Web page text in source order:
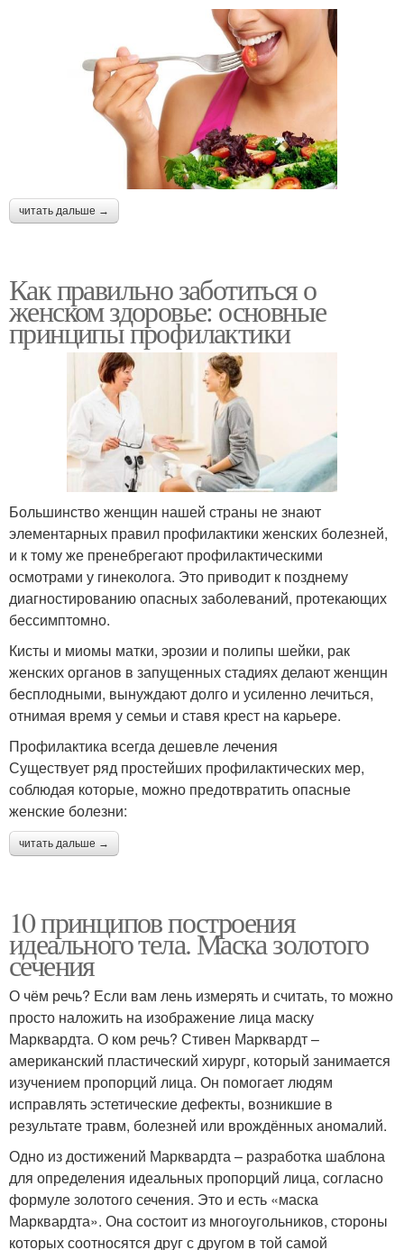
читать дальше →
Как правильно заботиться о
женском здоровье: основные
принципы профилактики
Большинство женщин нашей страны не знают
элементарных правил профилактики женских болезней,
и к тому же пренебрегают профилактическими
осмотрами у гинеколога. Это приводит к позднему
диагностированию опасных заболеваний, протекающих
бессимптомно.
Кисты и миомы матки, эрозии и полипы шейки, рак
женских органов в запущенных стадиях делают женщин
бесплодными, вынуждают долго и усиленно лечиться,
отнимая время у семьи и ставя крест на карьере.
Профилактика всегда дешевле лечения
Существует ряд простейших профилактических мер,
соблюдая которые, можно предотвратить опасные
женские болезни:
читать дальше →
10 принципов построения
идеального тела. Маска золотого
сечения
О чём речь? Если вам лень измерять и считать, то можно
просто наложить на изображение лица маску
Марквардта. О ком речь? Стивен Марквардт –
американский пластический хирург, который занимается
изучением пропорций лица. Он помогает людям
исправлять эстетические дефекты, возникшие в
результате травм, болезней или врождённых аномалий.
Одно из достижений Марквардта – разработка шаблона
для определения идеальных пропорций лица, согласно
формуле золотого сечения. Это и есть «маска
Марквардта». Она состоит из многоугольников, стороны
которых соотносятся друг с другом в той самой